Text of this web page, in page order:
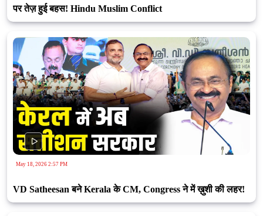
पर तेज़ हुई बहस! Hindu Muslim Conflict
May 18, 2026 2:57 PM
VD Satheesan बने Kerala के CM, Congress ने में ख़ुशी की लहर!